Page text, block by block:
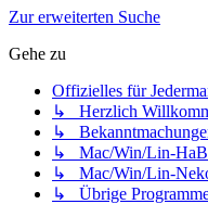
Zur erweiterten Suche
Gehe zu
Offizielles für
↳ Herzlich
↳
↳ Mac/Win/Lin-
↳ Mac/Win/Lin-
↳ Übrige